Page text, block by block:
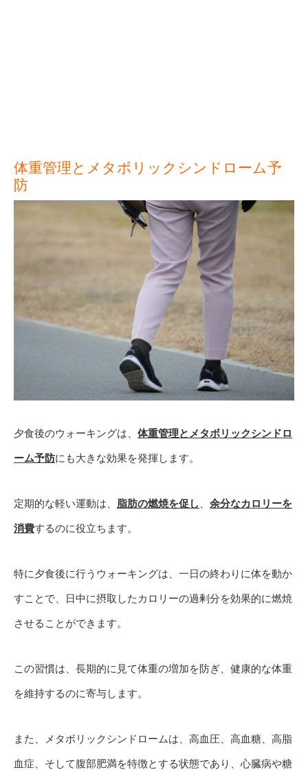
体重管理とメタボリックシンドローム予
防
夕食後のウォーキングは、 体重管理とメタボリックシンドロ
ーム予防にも大きな効果を発揮します。
定期的な軽い運動は、 脂肪の燃焼を促し 余分なカロリーを
消費するのに役立ちます。
特に夕食後に行うウォーキングは、一日の終わりに体を動か
すことで、日中に摂取したカロリーの過剰分を効果的に燃焼
させることができます。
この習慣は、長期的に見て体重の増加を防ぎ、健康的な体重
を維持するのに寄与します。
また、メタボリックシンドロームは、高血圧、高血糖、高脂
血症、そして腹部肥満を特徴とする状態であり、心臓病や糖